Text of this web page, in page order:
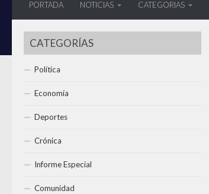
PORTADA NOTICIAS CATEGORIAS
CATEGORÍAS
Política
Economía
Deportes
Crónica
Informe Especial
Comunidad